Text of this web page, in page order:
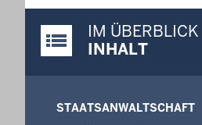
Justiz-Portal im Überblick:
IM ÜBERBLICK
INHALT
STAATSANWALTSCHAFT